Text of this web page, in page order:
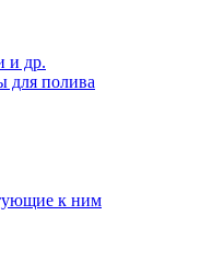
и др.
для полива
к ним